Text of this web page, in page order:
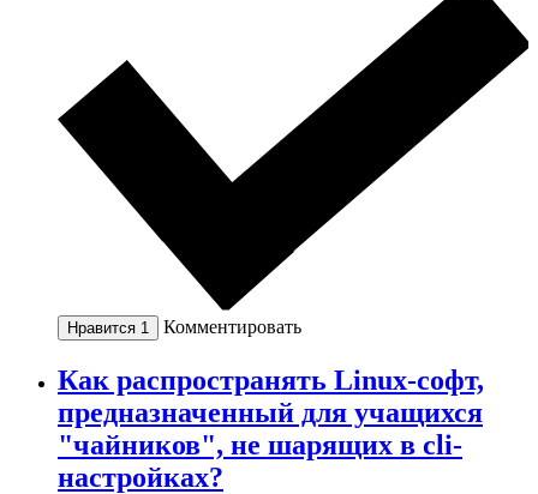
Нравится 1 Комментировать
Как распространять Linux-софт,
предназначенный для учащихся
"чайников", не шарящих в cli-
настройках?